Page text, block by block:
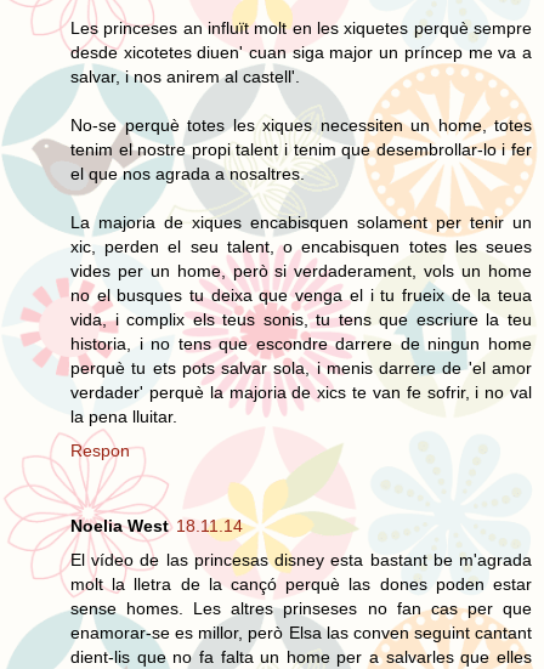
Les princeses an influït molt en les xiquetes perquè sempre
desde xicotetes diuen' cuan siga major un príncep me va a
salvar, i nos anirem al castell'.
No-se perquè totes les xiques necessiten un home, totes
tenim el nostre propi talent i tenim que desembrollar-lo i fer
el que nos agrada a nosaltres.
La majoria de xiques encabisquen solament per tenir un
xic, perden el seu talent, o encabisquen totes les seues
vides per un home, però si verdaderament, vols un home
no el busques tu deixa que venga el i tu frueix de la teua
vida, i complix els teus sonis, tu tens que escriure la teu
historia, i no tens que escondre darrere de ningun home
perquè tu ets pots salvar sola, i menis darrere de 'el amor
verdader' perquè la majoria de xics te van fe sofrir, i no val
la pena lluitar.
Respon
Noelia West 18.11.14
El vídeo de las princesas disney esta bastant be m'agrada
molt la lletra de la cançó perquè las dones poden estar
sense homes. Les altres prinseses no fan cas per que
enamorar-se es millor, però Elsa las conven seguint cantant
dient-lis que no fa falta un home per a salvarles que elles